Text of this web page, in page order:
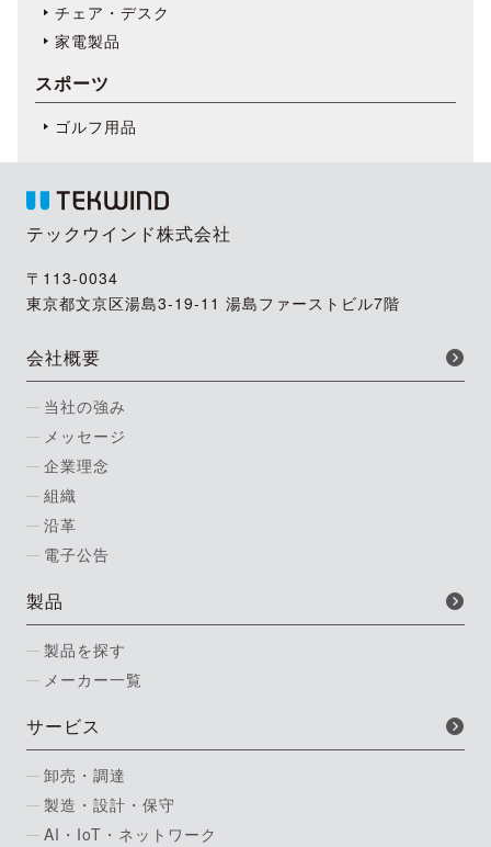
チェア・デスク
家電製品
スポーツ
ゴルフ用品
テックウインド株式会社
〒113-0034
東京都文京区湯島3-19-11 湯島ファーストビル7階
会社概要
当社の強み
メッセージ
企業理念
組織
沿革
電子公告
製品
製品を探す
メーカー一覧
サービス
卸売・調達
製造・設計・保守
AI・IoT・ネットワーク